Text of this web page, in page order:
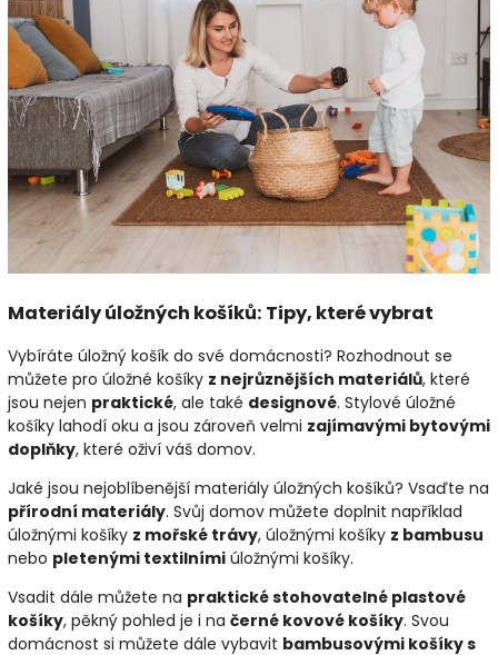
Materiály úložných košíků: Tipy, které vybrat
Vybíráte úložný košík do své domácnosti? Rozhodnout se
můžete pro úložné košíky z nejrůznějších materiálů, které
jsou nejen praktické, ale také designové. Stylové úložné
košíky lahodí oku a jsou zároveň velmi zajímavými bytovými
doplňky, které oživí váš domov.
Jaké jsou nejoblíbenější materiály úložných košíků? Vsaďte na
přírodní materiály. Svůj domov můžete doplnit například
úložnými košíky z mořské trávy, úložnými košíky z bambusu
nebo pletenými textilními úložnými košíky.
Vsadit dále můžete na praktické stohovatelné plastové
košíky, pěkný pohled je i na černé kovové košíky. Svou
domácnost si můžete dále vybavit bambusovými košíky s